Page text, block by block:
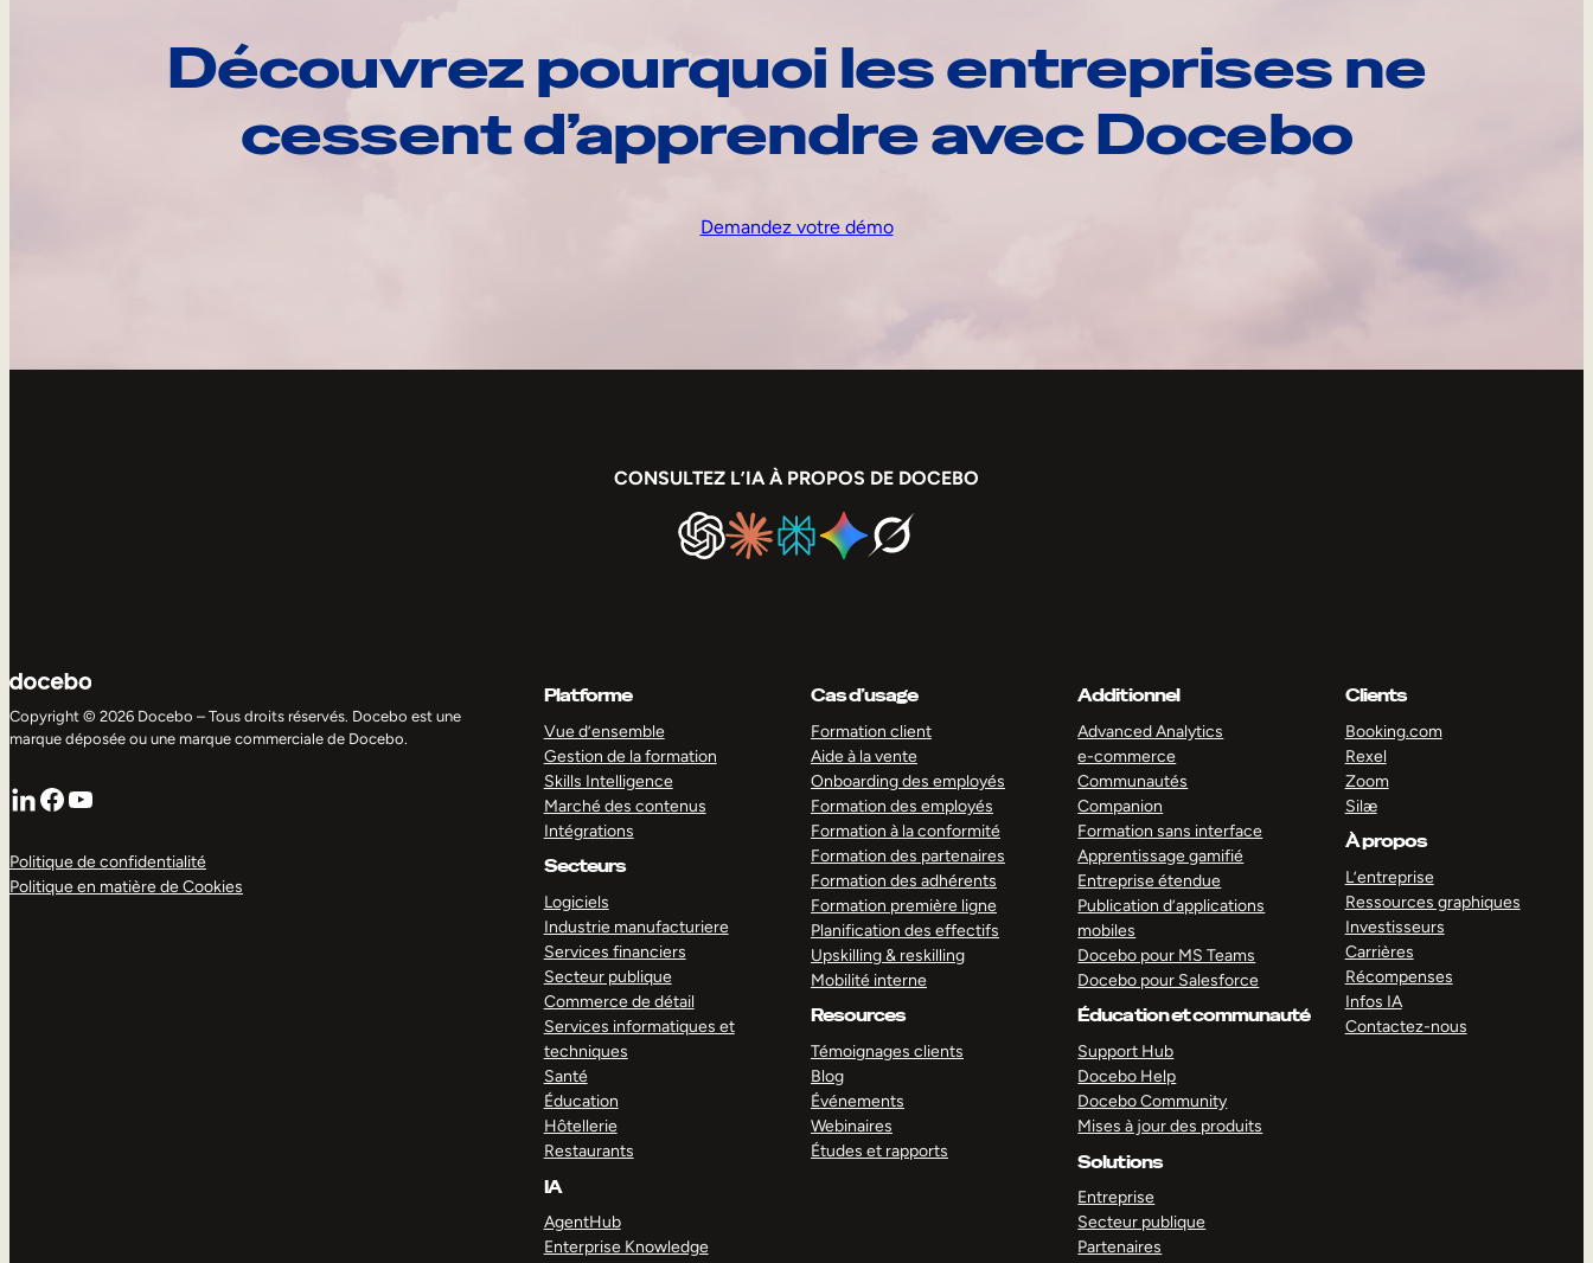
Découvrez pourquoi les entreprises ne
cessent d’apprendre avec Docebo
Demandez votre démo
CONSULTEZ L’IA À PROPOS DE DOCEBO
Copyright © 2026 Docebo – Tous droits réservés. Docebo est une
marque déposée ou une marque commerciale de Docebo.
LinkedIn
Facebook
YouTube
Politique de confidentialité
Politique en matière de Cookies
Platforme
Vue d’ensemble
Gestion de la formation
Skills Intelligence
Marché des contenus
Intégrations
Secteurs
Logiciels
Industrie manufacturiere
Services financiers
Secteur publique
Commerce de détail
Services informatiques et
techniques
Santé
Éducation
Hôtellerie
Restaurants
IA
AgentHub
Enterprise Knowledge
Cas d’usage
Formation client
Aide à la vente
Onboarding des employés
Formation des employés
Formation à la conformité
Formation des partenaires
Formation des adhérents
Formation première ligne
Planification des effectifs
Upskilling & reskilling
Mobilité interne
Resources
Témoignages clients
Blog
Événements
Webinaires
Études et rapports
Additionnel
Advanced Analytics
e-commerce
Communautés
Companion
Formation sans interface
Apprentissage gamifié
Entreprise étendue
Publication d’applications
mobiles
Docebo pour MS Teams
Docebo pour Salesforce
Éducation et communauté
Support Hub
Docebo Help
Docebo Community
Mises à jour des produits
Solutions
Entreprise
Secteur publique
Partenaires
Clients
Booking.com
Rexel
Zoom
Silæ
À propos
L’entreprise
Ressources graphiques
Investisseurs
Carrières
Récompenses
Infos IA
Contactez-nous